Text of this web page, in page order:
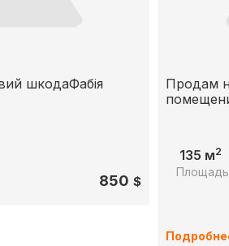
шкодаФабія
850 $
Продам
135 м2
Площадь